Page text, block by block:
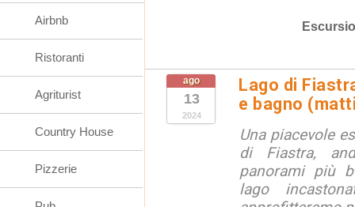
ago
13
2024
Lago di
e bagno
Una piacevole
di Fiastra,
panorami più
lago
Airbnb
Ristoranti
Agriturist
Country House
Pizzerie